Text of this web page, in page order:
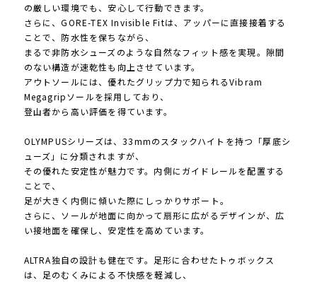
の厳しい環境でも、安心して行動できます。
さらに、GORE-TEX Invisible Fitは、アッパーに直接接着する
ことで、防水性を保ちながら、
まるで非防水シューズのような自然なフィット感を実現。隙間
のない構造が速乾性も向上させています。
アウトソールには、優れたグリップ力で知られるVibram
Megagripソールを採用しており、
登山者から高い評価を得ています。
OLYMPUSシリーズは、33mmのスタックハイトを持つ「厚底シ
ューズ」に分類されますが、
その優れた安定性が魅力です。内側にガイドレールを配置する
ことで、
足が大きく内側に傾いた際にしっかりサポート。
さらに、ソールが地面に向かって扇形に広がるデザインが、広
い接地面を確保し、安定性を高めています。
ALTRA独自の設計も健在です。足形に合わせたトゥボックス
は、足のむくみによる不快感を軽減し、